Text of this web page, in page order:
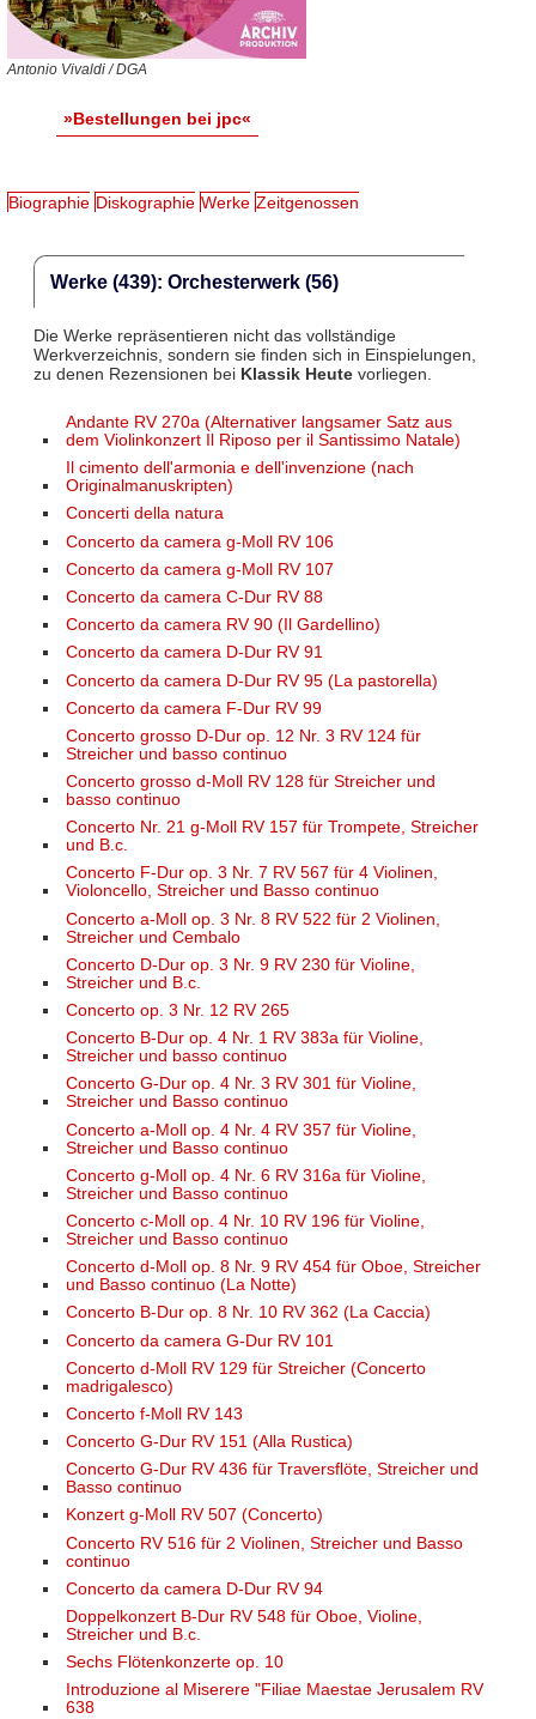
Antonio Vivaldi / DGA
»Bestellungen bei jpc«
Biographie Diskographie Werke Zeitgenossen
Werke (439): Orchesterwerk (56)
Die Werke repräsentieren nicht das vollständige
Werkverzeichnis, sondern sie finden sich in Einspielungen,
zu denen Rezensionen bei Klassik Heutevorliegen.
Andante RV 270a (Alternativer langsamer Satz aus
dem Violinkonzert Il Riposo per il Santissimo Natale)
Il cimento dell'armonia e dell'invenzione (nach
Originalmanuskripten)
Concerti della natura
Concerto da camera g-Moll RV 106
Concerto da camera g-Moll RV 107
Concerto da camera C-Dur RV 88
Concerto da camera RV 90 (Il Gardellino)
Concerto da camera D-Dur RV 91
Concerto da camera D-Dur RV 95 (La pastorella)
Concerto da camera F-Dur RV 99
Concerto grosso D-Dur op. 12 Nr. 3 RV 124 für
Streicher und basso continuo
Concerto grosso d-Moll RV 128 für Streicher und
basso continuo
Concerto Nr. 21 g-Moll RV 157 für Trompete, Streicher
und B.c.
Concerto F-Dur op. 3 Nr. 7 RV 567 für 4 Violinen,
Violoncello, Streicher und Basso continuo
Concerto a-Moll op. 3 Nr. 8 RV 522 für 2 Violinen,
Streicher und Cembalo
Concerto D-Dur op. 3 Nr. 9 RV 230 für Violine,
Streicher und B.c.
Concerto op. 3 Nr. 12 RV 265
Concerto B-Dur op. 4 Nr. 1 RV 383a für Violine,
Streicher und basso continuo
Concerto G-Dur op. 4 Nr. 3 RV 301 für Violine,
Streicher und Basso continuo
Concerto a-Moll op. 4 Nr. 4 RV 357 für Violine,
Streicher und Basso continuo
Concerto g-Moll op. 4 Nr. 6 RV 316a für Violine,
Streicher und Basso continuo
Concerto c-Moll op. 4 Nr. 10 RV 196 für Violine,
Streicher und Basso continuo
Concerto d-Moll op. 8 Nr. 9 RV 454 für Oboe, Streicher
und Basso continuo (La Notte)
Concerto B-Dur op. 8 Nr. 10 RV 362 (La Caccia)
Concerto da camera G-Dur RV 101
Concerto d-Moll RV 129 für Streicher (Concerto
madrigalesco)
Concerto f-Moll RV 143
Concerto G-Dur RV 151 (Alla Rustica)
Concerto G-Dur RV 436 für Traversflöte, Streicher und
Basso continuo
Konzert g-Moll RV 507 (Concerto)
Concerto RV 516 für 2 Violinen, Streicher und Basso
continuo
Concerto da camera D-Dur RV 94
Doppelkonzert B-Dur RV 548 für Oboe, Violine,
Streicher und B.c.
Sechs Flötenkonzerte op. 10
Introduzione al Miserere "Filiae Maestae Jerusalem RV
638